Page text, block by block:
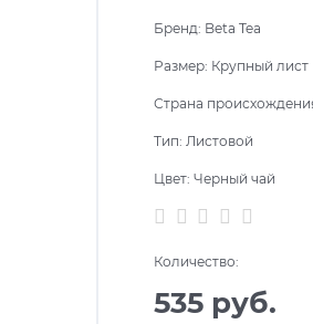
Бренд: Beta Tea
Размер: Крупный лист
Страна
Тип: Листовой
Цвет:Черный чай
Количество:
535 руб.